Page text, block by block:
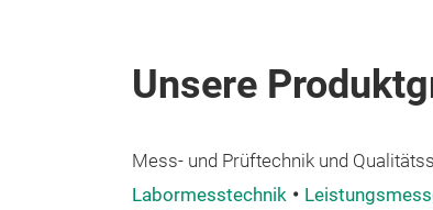
Unsere
Mess- und Prüftechnik und
Labormesstechnik